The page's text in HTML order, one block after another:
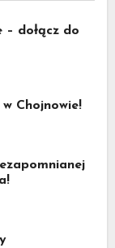
– dołącz do
Chojnowie!